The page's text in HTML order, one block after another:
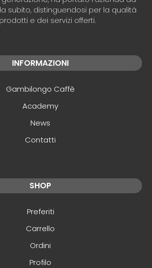
subito, distinguendosi per la qualità
e dei servizi offerti.
INFORMAZIONI
Gambilongo Caffè
Academy
News
Contatti
SHOP
Preferiti
Carrello
Ordini
Profilo